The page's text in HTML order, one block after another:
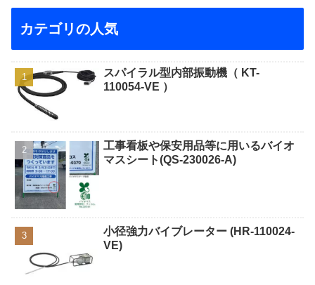
カテゴリの人気
スパイラル型内部振動機（ KT-
110054-VE ）
工事看板や保安用品等に用いるバイオ
マスシート(QS-230026-A)
小径強力バイブレーター (HR-110024-
VE)